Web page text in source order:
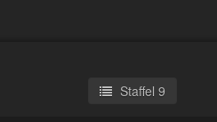
Staffel 9